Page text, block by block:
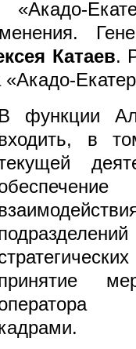
Катаев.
«Акадо-
В функции
в